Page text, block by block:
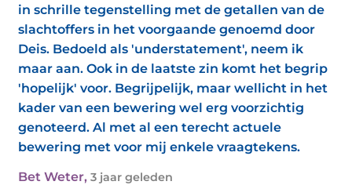
in schrille tegenstelling met de getallen van de
slachtoffers in het voorgaande genoemd door
Deis. Bedoeld als 'understatement', neem ik
maar aan. Ook in de laatste zin komt het begrip
'hopelijk' voor. Begrijpelijk, maar wellicht in het
kader van een bewering wel erg voorzichtig
genoteerd. Al met al een terecht actuele
bewering met voor mij enkele vraagtekens.
Bet Weter, 3 jaar geleden